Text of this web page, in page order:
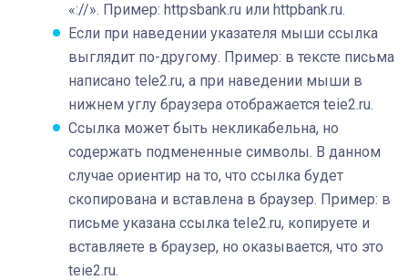
«://». Пример: httpsbank.ru или httpbank.ru.
Если при наведении указателя мыши ссылка
выглядит по-другому. Пример: в тексте письма
написано tele2.ru, а при наведении мыши в
нижнем углу браузера отображается teie2.ru.
Ссылка может быть некликабельна, но
содержать подмененные символы. В данном
случае ориентир на то, что ссылка будет
скопирована и вставлена в браузер. Пример: в
письме указана ссылка teIe2.ru, копируете и
вставляете в браузер, но оказывается, что это
teie2.ru.